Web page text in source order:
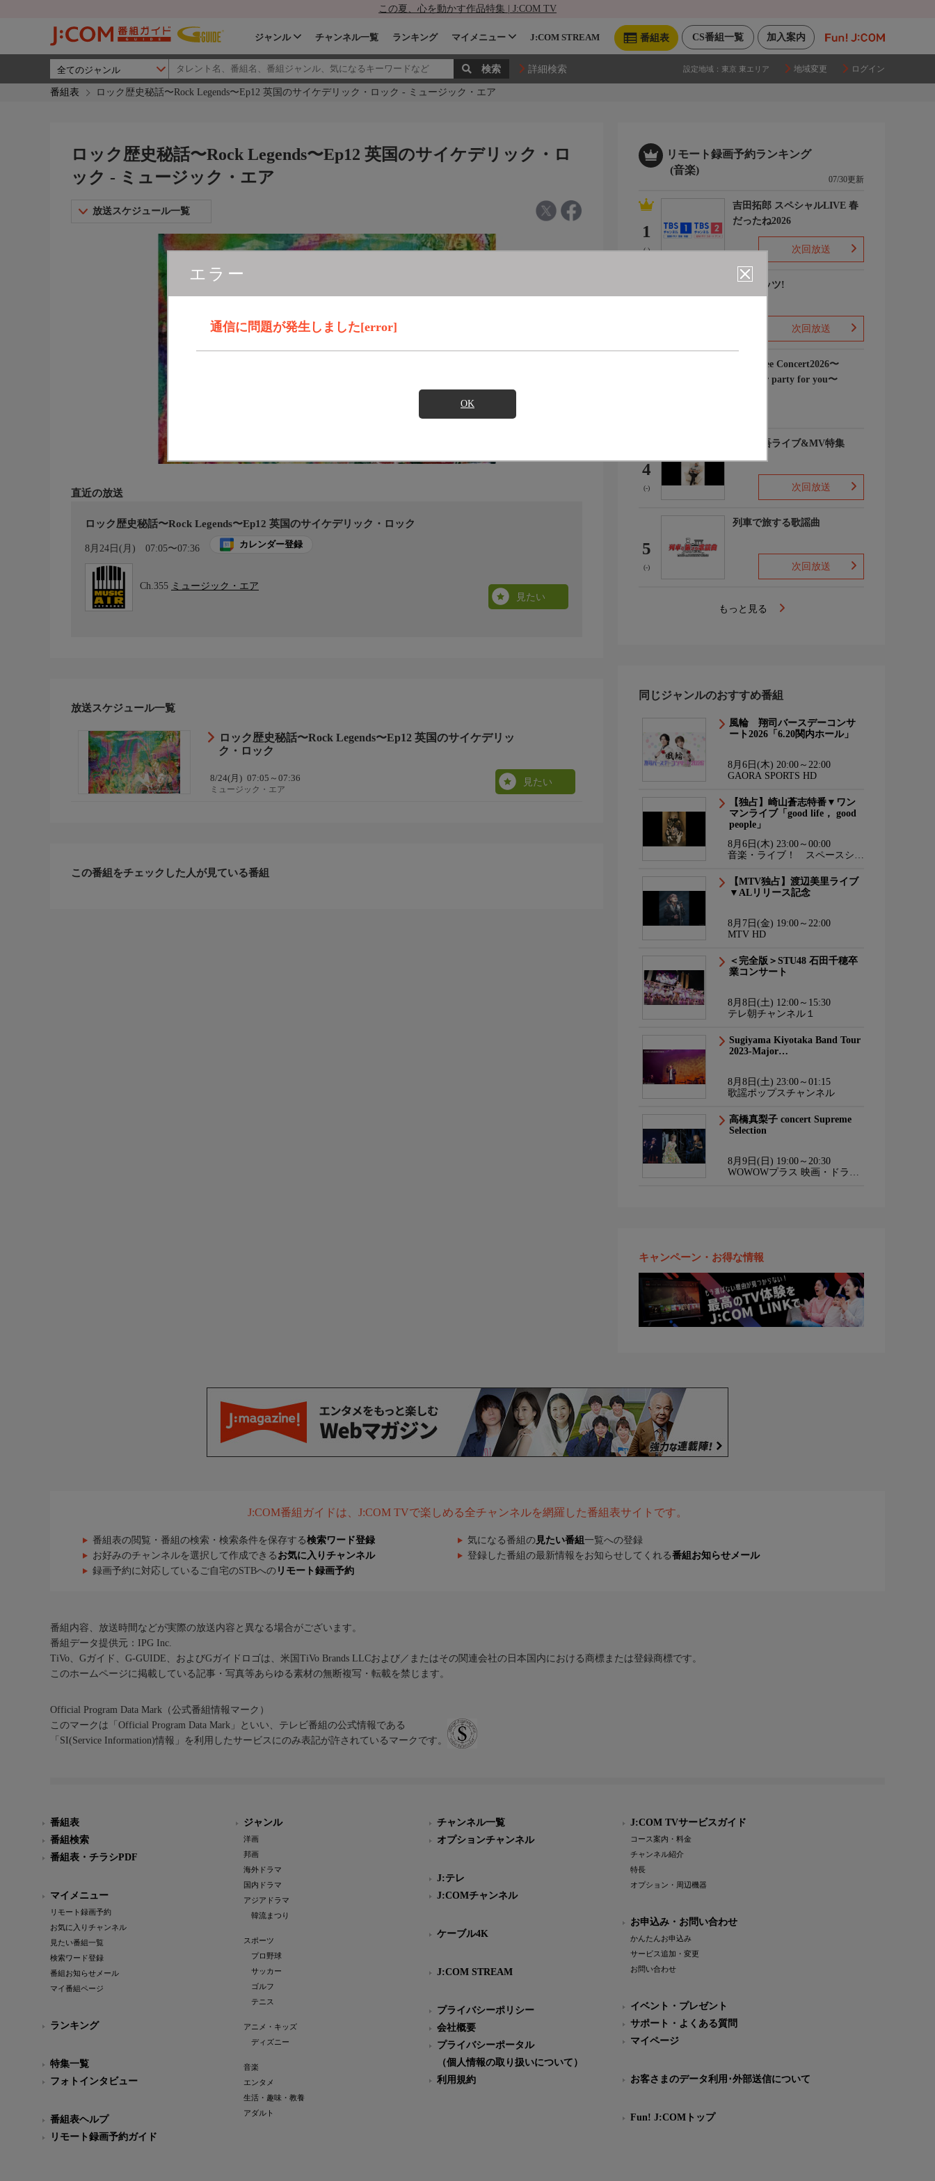
この夏、心を動かす作品特集 | J:COM TV
加入案内
CS番組一覧
番組表
ジャンル チャンネル一覧 ランキング マイメニュー J:COM STREAM
詳細検索 設定地域： 東京 東エリア 地域変更 ログイン
番組表 ロック歴史秘話〜Rock Legends〜Ep12 英国のサイケデリック・ロック - ミュージック・エア
エラー
通信に問題が発生しました[error]
OK
ロック歴史秘話〜Rock Legends〜Ep12 英国のサイケデリック・ロ
ック - ミュージック・エア
放送スケジュール一覧
直近の放送
ロック歴史秘話〜Rock Legends〜Ep12 英国のサイケデリック・ロック
8月24日(月) 07:05〜07:36 カレンダー登録
Ch.355 ミュージック・エア
見たい
放送スケジュール一覧
ロック歴史秘話〜Rock Legends〜Ep12 英国のサイケデリッ
ク・ロック
8/24(月) 07:05～07:36
ミュージック・エア
見たい
この番組をチェックした人が見ている番組
リモート録画予約ランキング
(音楽)
07/30更新
1
(-)
吉田拓郎 スペシャルLIVE 春
だったね2026
次回放送
ナウヒッツ!
次回放送
Rain Tree Concert2026〜
Summer party for you〜
4
(-)
浜田省吾ライブ&MV特集
次回放送
5
(-)
列車で旅する歌謡曲
次回放送
もっと見る
同じジャンルのおすすめ番組
風輪 翔司バースデーコンサ
ート2026「6.20関内ホール」
8月6日(木) 20:00～22:00
GAORA SPORTS HD
【独占】崎山蒼志特番▼ワン
マンライブ「good life， good
people」
8月6日(木) 23:00～00:00
音楽・ライブ！ スペースシャ
【MTV独占】渡辺美里ライブ
▼ALリリース記念
8月7日(金) 19:00～22:00
MTV HD
＜完全版＞STU48 石田千穂卒
業コンサート
8月8日(土) 12:00～15:30
テレ朝チャンネル１
Sugiyama Kiyotaka Band Tour
2023-Major…
8月8日(土) 23:00～01:15
歌謡ポップスチャンネル
高橋真梨子 concert Supreme
Selection
8月9日(日) 19:00～20:30
WOWOWプラス 映画・ドラ
キャンペーン・お得な情報
J:COM番組ガイドは、J:COM TVで楽しめる全チャンネルを網羅した番組表サイトです。
番組表の閲覧・番組の検索・検索条件を保存する検索ワード登録 気になる番組の 見たい番組 一覧への登録
お好みのチャンネルを選択して作成できる お気に入りチャンネル 登録した番組の最新情報をお知らせしてくれる番組お知らせメール
録画予約に対応しているご自宅のSTBへの リモート録画予約
番組内容、放送時間などが実際の放送内容と異なる場合がございます。
番組データ提供元：IPG Inc.
TiVo、Gガイド、G-GUIDE、およびGガイドロゴは、米国TiVo Brands LLCおよび／またはその関連会社の日本国内における商標または登録商標です。
このホームページに掲載している記事・写真等あらゆる素材の無断複写・転載を禁じます。
Official Program Data Mark（公式番組情報マーク）
このマークは「Official Program Data Mark」といい、テレビ番組の公式情報である
「SI(Service Information)情報」を利用したサービスにのみ表記が許されているマークです。
番組表
番組検索
番組表・チラシPDF
マイメニュー
リモート録画予約
お気に入りチャンネル
見たい番組一覧
検索ワード登録
番組お知らせメール
マイ番組ページ
ランキング
特集一覧
フォトインタビュー
番組表ヘルプ
リモート録画予約ガイド
ジャンル
洋画
邦画
海外ドラマ
国内ドラマ
アジアドラマ
韓流まつり
スポーツ
プロ野球
サッカー
ゴルフ
テニス
アニメ・キッズ
ディズニー
音楽
エンタメ
生活・趣味・教養
アダルト
チャンネル一覧
オプションチャンネル
J:テレ
J:COMチャンネル
ケーブル4K
J:COM STREAM
プライバシーポリシー
会社概要
プライバシーポータル
（個人情報の取り扱いについて）
利用規約
J:COM TVサービスガイド
コース案内・料金
チャンネル紹介
特長
オプション・周辺機器
お申込み・お問い合わせ
かんたんお申込み
サービス追加・変更
お問い合わせ
イベント・プレゼント
サポート・よくある質問
マイページ
お客さまのデータ利用･外部送信について
Fun! J:COMトップ